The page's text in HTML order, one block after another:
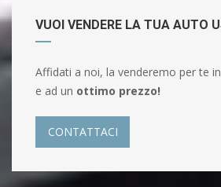
VUOI VENDERE LA TUA AUTO
Affidati a noi, la venderemo per te
e ad un ottimo prezzo!
CONTATTACI